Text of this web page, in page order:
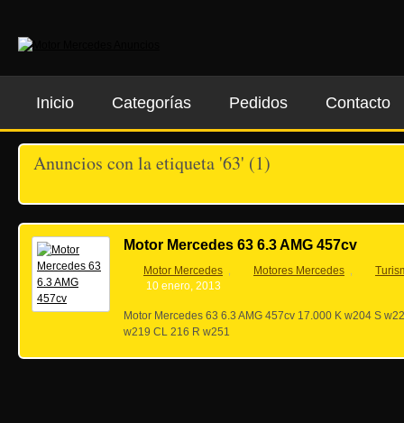
Inicio Categorías Pedidos Contacto
Anuncios con la etiqueta '63' (1)
Motor Mercedes 63 6.3 AMG 457cv
Motor Mercedes Motores Mercedes
10 enero, 2013
Motor Mercedes 63 6.3 AMG 457cv 17.000 K w204 S
w219 CL 216 R w251